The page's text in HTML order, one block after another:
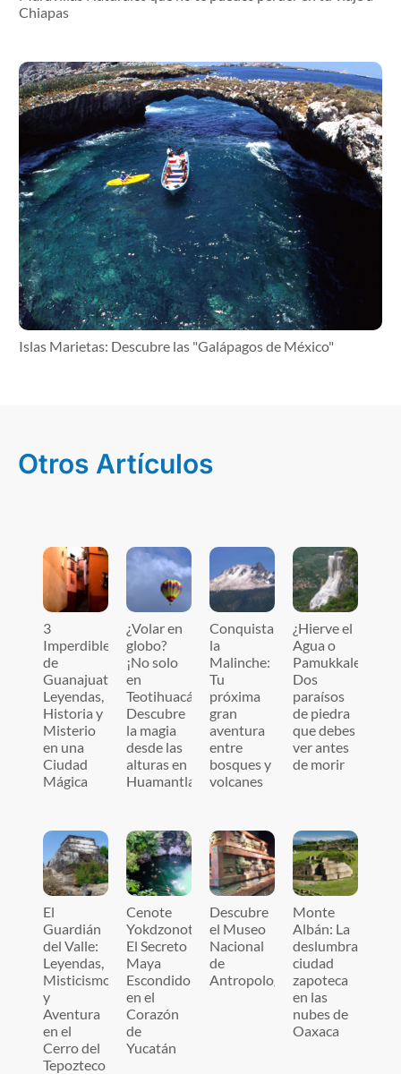
Chiapas
Islas Marietas: Descubre las "Galápagos de México"
Otros Artículos
3
Imperdibles
de
Guanajuato:
Leyendas,
Historia y
Misterio
en una
Ciudad
Mágica
¿Volar en
globo?
¡No solo
en
Teotihuacán!
Descubre
la magia
desde las
alturas en
Huamantla
Conquista
la
Malinche:
Tu
próxima
gran
aventura
entre
bosques y
volcanes
¿Hierve el
Agua o
Pamukkale?
Dos
paraísos
de piedra
que debes
ver antes
de morir
El
Guardián
del Valle:
Leyendas,
Misticismo
y
Aventura
en el
Cerro del
Tepozteco
Cenote
Yokdzonot:
El Secreto
Maya
Escondido
en el
Corazón
de
Yucatán
Descubre
el Museo
Nacional
de
Antropología
Monte
Albán: La
deslumbrante
ciudad
zapoteca
en las
nubes de
Oaxaca